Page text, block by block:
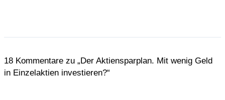
18 Kommentare zu „Der Aktiensparplan. Mit wenig Geld
in Einzelaktien investieren?“